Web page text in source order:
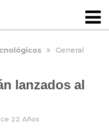
General
lanzados al
22 Años